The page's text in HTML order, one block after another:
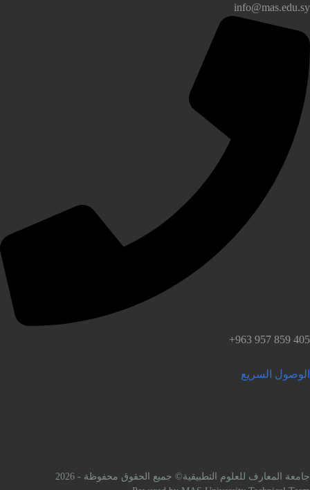
السريع
المعارف للعلوم التطبيقية© جميع الحقوق محفوظة - 2026